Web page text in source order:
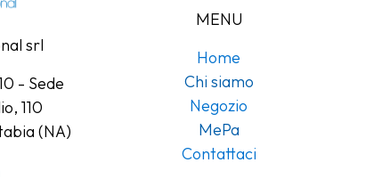
srl
- Sede
110
(NA)
MENU
Home
Chi siamo
Negozio
MePa
Contattaci